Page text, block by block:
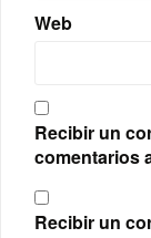
Web
Recibir un
comentarios
Recibir un